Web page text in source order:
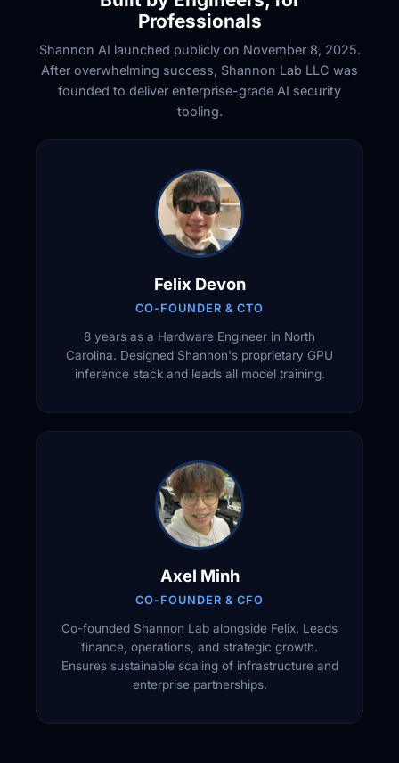
Professionals
Shannon AI launched publicly on November 8, 2025.
After overwhelming success, Shannon Lab LLC was
founded to deliver enterprise-grade AI security
tooling.
Felix Devon
CO-FOUNDER & CTO
8 years as a Hardware Engineer in North
Carolina. Designed Shannon's proprietary GPU
inference stack and leads all model training.
Axel Minh
CO-FOUNDER & CFO
Co-founded Shannon Lab alongside Felix. Leads
finance, operations, and strategic growth.
Ensures sustainable scaling of infrastructure and
enterprise partnerships.